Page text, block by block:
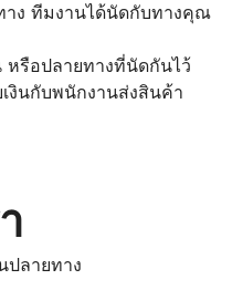
าง ทีมงานได้นัดกับทางคุณ
รือปลายทางที่นัดกันไว้
งินกับพนักงานส่งสินค้า
ปลายทาง